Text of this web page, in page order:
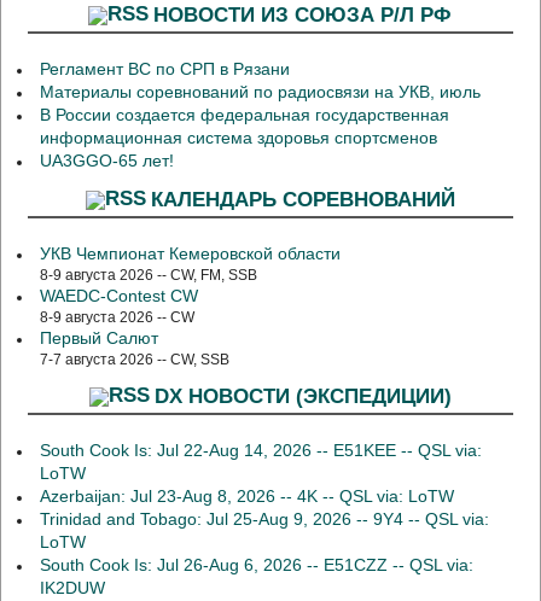
НОВОСТИ ИЗ СОЮЗА Р/Л РФ
Регламент ВС по СРП в Рязани
Материалы соревнований по радиосвязи на УКВ, июль
В России создается федеральная государственная
информационная система здоровья спортсменов
UA3GGO-65 лет!
КАЛЕНДАРЬ СОРЕВНОВАНИЙ
УКВ Чемпионат Кемеровской области
8-9 августа 2026 -- CW, FM, SSB
WAEDC-Contest CW
8-9 августа 2026 -- CW
Первый Салют
7-7 августа 2026 -- CW, SSB
DX НОВОСТИ (ЭКСПЕДИЦИИ)
South Cook Is: Jul 22-Aug 14, 2026 -- E51KEE -- QSL via:
LoTW
Azerbaijan: Jul 23-Aug 8, 2026 -- 4K -- QSL via: LoTW
Trinidad and Tobago: Jul 25-Aug 9, 2026 -- 9Y4 -- QSL via:
LoTW
South Cook Is: Jul 26-Aug 6, 2026 -- E51CZZ -- QSL via:
IK2DUW